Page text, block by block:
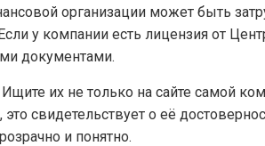
организации может быть
у компании есть лицензия от
документами.
их не только на сайте самой
свидетельствует о её
и понятно.